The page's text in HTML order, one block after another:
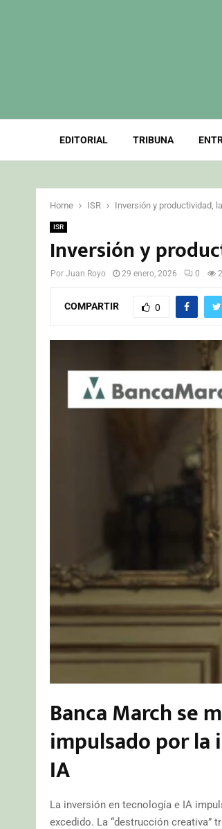
EDITORIAL TRIBUNA
Home ISR Inversión y productividad,
ISR
Inversión y
Por Juan Royo 29 enero, 2026 0
COMPARTIR 0
Banca March se
impulsado por
IA
La inversión en tecnología e IA
excedido. La “destrucción creativa”